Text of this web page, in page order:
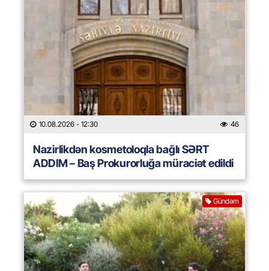
10.08.2026 - 12:30 46
Nazirlikdən kosmetoloqla bağlı SƏRT
ADDIM – Baş Prokurorluğa müraciət edildi
Gündəm